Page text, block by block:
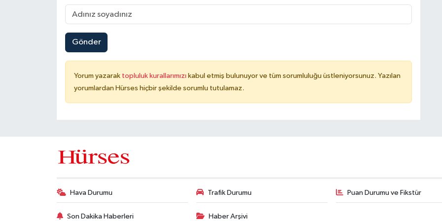
Gönder
Yorum yazarak topluluk kurallarımızı kabul etmiş bulunuyor ve tüm sorumluluğu üstleniyorsunuz. Yazılan
yorumlardan Hürses hiçbir şekilde sorumlu tutulamaz.
Hava Durumu Trafik Durumu Puan Durumu ve Fikstür
Son Dakika Haberleri Haber Arşivi